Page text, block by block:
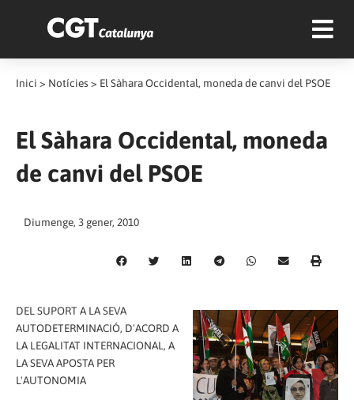
Inici > Notícies > El Sàhara Occidental, moneda de canvi del PSOE
El Sàhara Occidental, moneda
de canvi del PSOE
Diumenge, 3 gener, 2010
DEL SUPORT A LA SEVA
AUTODETERMINACIÓ, D'ACORD A
LA LEGALITAT INTERNACIONAL, A
LA SEVA APOSTA PER
L'AUTONOMIA